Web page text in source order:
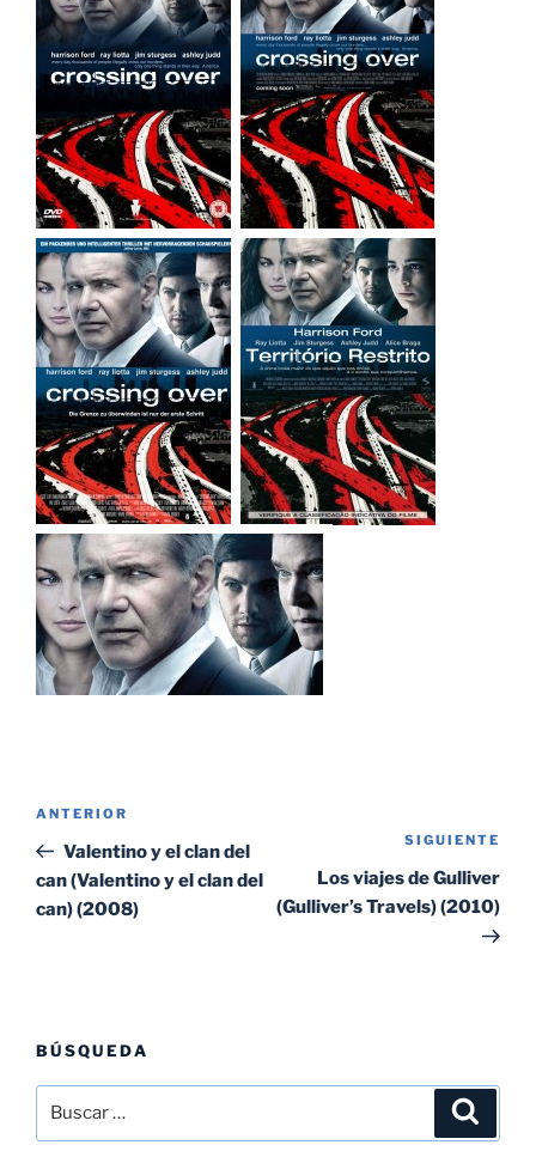
entradas
Entrada
anterior:
ANTERIOR
Valentino y el clan del
can (Valentino y el clan del
can) (2008)
SIGUIENTE
Los viajes de Gulliver
(Gulliver’s Travels) (2010)
BÚSQUEDA
por: